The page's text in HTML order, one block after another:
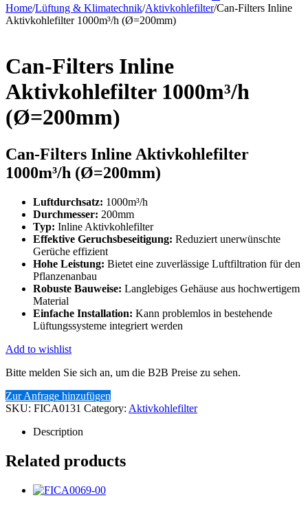
Home/Lüftung & Klimatechnik/Aktivkohlefilter/Can-Filters Inline
Aktivkohlefilter 1000m³/h (Ø=200mm)
Can-Filters Inline
Aktivkohlefilter 1000m³/h
(Ø=200mm)
Can-Filters Inline Aktivkohlefilter
1000m³/h (Ø=200mm)
Luftdurchsatz: 1000m³/h
Durchmesser: 200mm
Typ: Inline Aktivkohlefilter
Effektive Geruchsbeseitigung: Reduziert unerwünschte
Gerüche effizient
Hohe Leistung: Bietet eine zuverlässige Luftfiltration für den
Pflanzenanbau
Robuste Bauweise: Langlebiges Gehäuse aus hochwertigem
Material
Einfache Installation: Kann problemlos in bestehende
Lüftungssysteme integriert werden
Add to wishlist
Bitte melden Sie sich an, um die B2B Preise zu sehen.
Zur Anfrage hinzufügen
SKU: FICA0131 Category: Aktivkohlefilter
Description
Related products